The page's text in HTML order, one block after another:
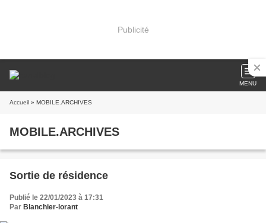
Publicité
MENU
Accueil » MOBILE.ARCHIVES
MOBILE.ARCHIVES
Sortie de résidence
Publié le 22/01/2023 à 17:31
Par Blanchier-lorant